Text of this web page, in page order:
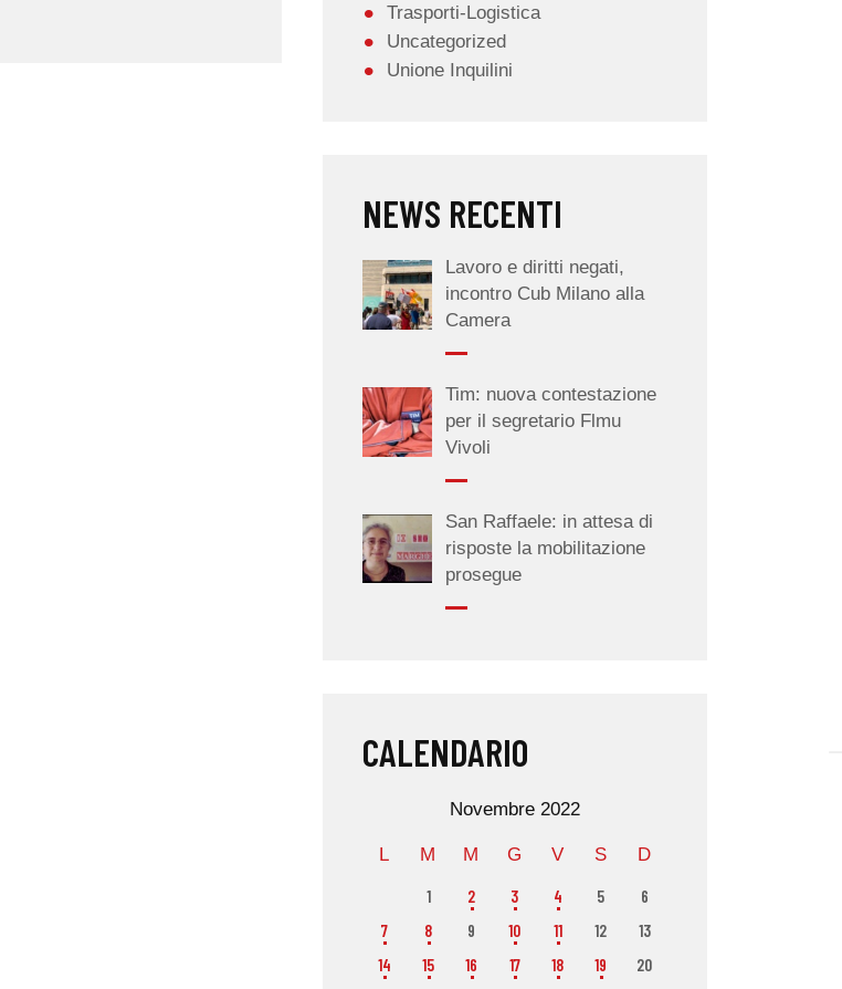
Trasporti-Logistica
Uncategorized
Unione Inquilini
NEWS RECENTI
Lavoro e diritti negati,
incontro Cub Milano alla
Camera
Tim: nuova contestazione
per il segretario Flmu
Vivoli
San Raffaele: in attesa di
risposte la mobilitazione
prosegue
CALENDARIO
Novembre 2022
L M M G V S D
1 2 3 4 5
6
7
8 9 10 11 12
13
14
15 16 17 18 19
20